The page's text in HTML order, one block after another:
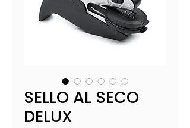
SELLO AL SECO
DELUX